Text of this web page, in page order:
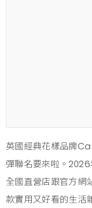
英國經典花樣品牌
彈聯名要來啦。
全國直營店跟官方網
款實用又好看的生活